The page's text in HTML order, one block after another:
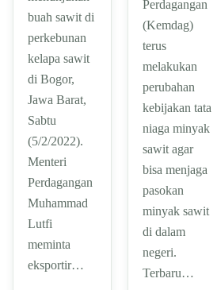
buah sawit di
perkebunan
kelapa sawit
di Bogor,
Jawa Barat,
Sabtu
(5/2/2022).
Menteri
Perdagangan
Muhammad
Lutfi
meminta
eksportir…
Perdagangan
(Kemdag)
terus
melakukan
perubahan
kebijakan tata
niaga minyak
sawit agar
bisa menjaga
pasokan
minyak sawit
di dalam
negeri.
Terbaru…